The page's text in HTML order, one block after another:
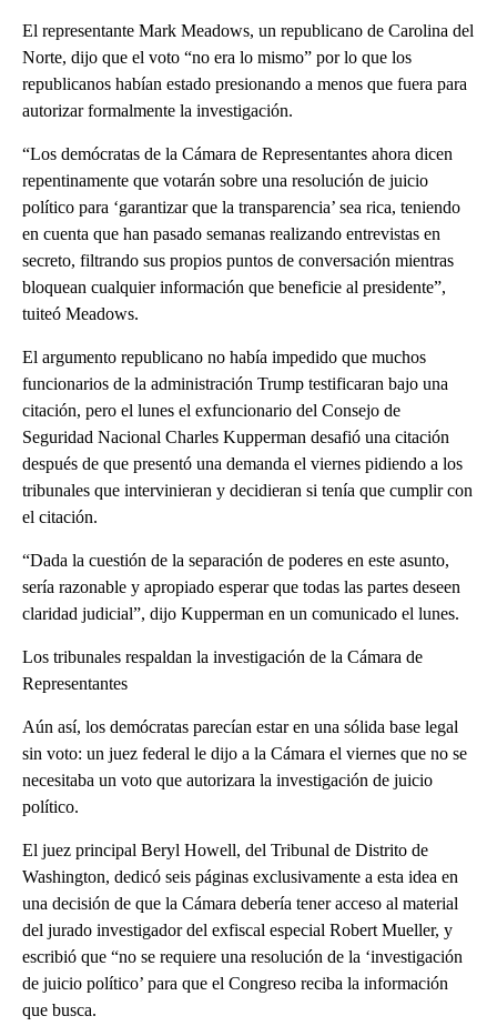
El representante Mark Meadows, un republicano de Carolina del
Norte, dijo que el voto “no era lo mismo” por lo que los
republicanos habían estado presionando a menos que fuera para
autorizar formalmente la investigación.
“Los demócratas de la Cámara de Representantes ahora dicen
repentinamente que votarán sobre una resolución de juicio
político para ‘garantizar que la transparencia’ sea rica, teniendo
en cuenta que han pasado semanas realizando entrevistas en
secreto, filtrando sus propios puntos de conversación mientras
bloquean cualquier información que beneficie al presidente”,
tuiteó Meadows.
El argumento republicano no había impedido que muchos
funcionarios de la administración Trump testificaran bajo una
citación, pero el lunes el exfuncionario del Consejo de
Seguridad Nacional Charles Kupperman desafió una citación
después de que presentó una demanda el viernes pidiendo a los
tribunales que intervinieran y decidieran si tenía que cumplir con
el citación.
“Dada la cuestión de la separación de poderes en este asunto,
sería razonable y apropiado esperar que todas las partes deseen
claridad judicial”, dijo Kupperman en un comunicado el lunes.
Los tribunales respaldan la investigación de la Cámara de
Representantes
Aún así, los demócratas parecían estar en una sólida base legal
sin voto: un juez federal le dijo a la Cámara el viernes que no se
necesitaba un voto que autorizara la investigación de juicio
político.
El juez principal Beryl Howell, del Tribunal de Distrito de
Washington, dedicó seis páginas exclusivamente a esta idea en
una decisión de que la Cámara debería tener acceso al material
del jurado investigador del exfiscal especial Robert Mueller, y
escribió que “no se requiere una resolución de la ‘investigación
de juicio político’ para que el Congreso reciba la información
que busca.